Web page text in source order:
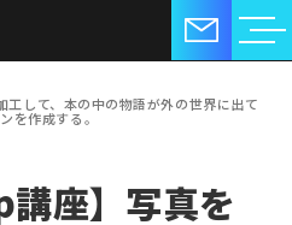
して、本の中の物語が外の世界に出て
を作成する。
座】写真を